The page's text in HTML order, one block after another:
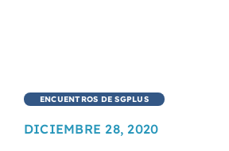
ENCUENTROS DE SGPLUS
DICIEMBRE 28, 2020